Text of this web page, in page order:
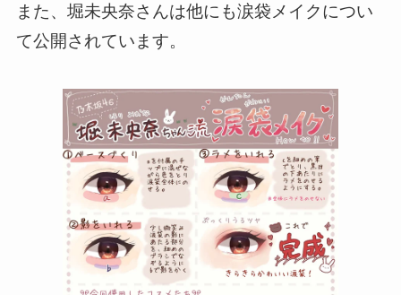
また、堀未央奈さんは他にも涙袋メイクについ
て公開されています。